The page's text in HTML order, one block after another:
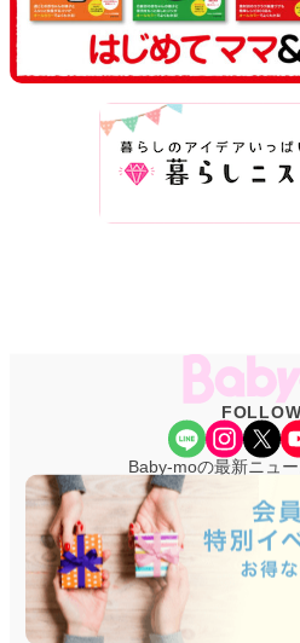
Share Icon Instagram X
Baby-moの最新ニュ